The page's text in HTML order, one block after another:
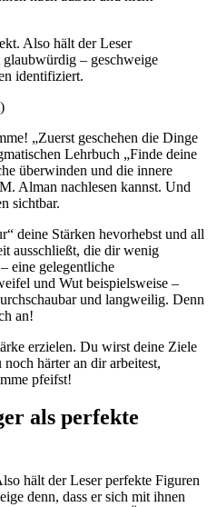
Also hält der Leser
– geschweige
identifiziert.
„Zuerst geschehen die Dinge
Lehrbuch „Finde deine
überwinden und die innere
Alman nachlesen kannst. Und
sichtbar.
deine Stärken hevorhebst und all
ausschließt, die dir wenig
eine gelegentliche
und Wut beispielsweise –
und langweilig. Denn
an!
erzielen. Du wirst deine Ziele
härter an dir arbeitest,
pfeifst!
als perfekte
hält der Leser perfekte Figuren
denn, dass er sich mit ihnen